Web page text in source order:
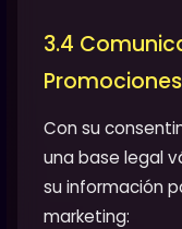
3.4
Promociones
Con su
una base legal
su información
marketing: